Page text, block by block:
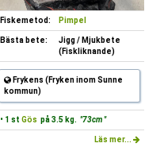
Fiskemetod: Pimpel
Bästa bete:
Jigg / Mjukbete
(Fiskliknande)
Frykens (Fryken inom Sunne
kommun)
• 1 st Gös på 3.5 kg. "73cm "
Läs mer...